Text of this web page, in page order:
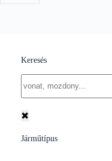
Keresés
results
✖
Járműtípus